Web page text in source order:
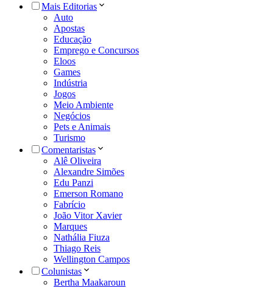
Mais Editorias
Auto
Apostas
Educação
Emprego e Concursos
Eloos
Games
Indústria
Jogos
Meio Ambiente
Negócios
Pets e Animais
Turismo
Comentaristas
Alê Oliveira
Alexandre Simões
Edu Panzi
Emerson Romano
Fabrício
João Vitor Xavier
Marques
Nathália Fiuza
Thiago Reis
Wellington Campos
Colunistas
Bertha Maakaroun